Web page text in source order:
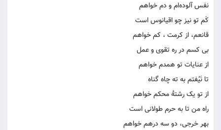
نفس آلوده‌ام و دم خواهم
کَم تو نیز چو اقیانوس است
قانعم، از کرمت ، کم خواهم
بی کسم در ره تقوی و عمل
از عنایات تو همدم خواهم
تا نَیُفتم به ته چاه گناه
از تو یک رشتۀ محکم خواهم
راه من تا به حرم طولانی است
بهر خرجی، دو سه درهم خواهم